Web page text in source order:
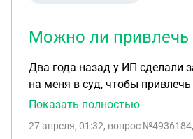
Можно ли привлечь
Два года назад у ИП сделали
на меня в суд, чтобы привлечь меня за нарушение авторских прав.
товар продавался от другого ИП,
новому ИП: подделка
Показать полностью
27 апреля, 01:32, вопрос